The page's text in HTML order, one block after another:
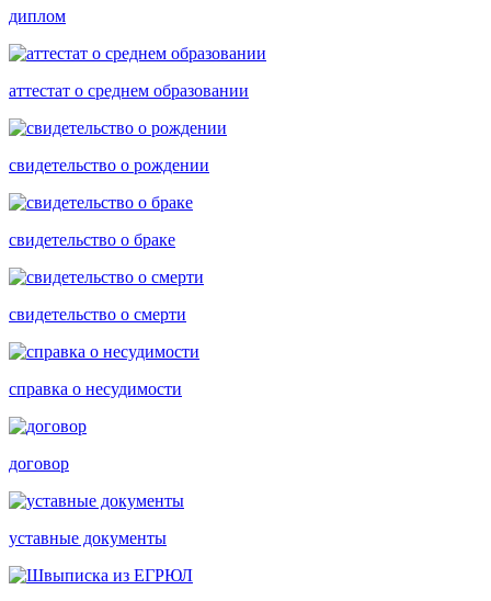
диплом
аттестат о среднем образовании
свидетельство о рождении
свидетельство о браке
свидетельство о смерти
справка о несудимости
договор
уставные документы